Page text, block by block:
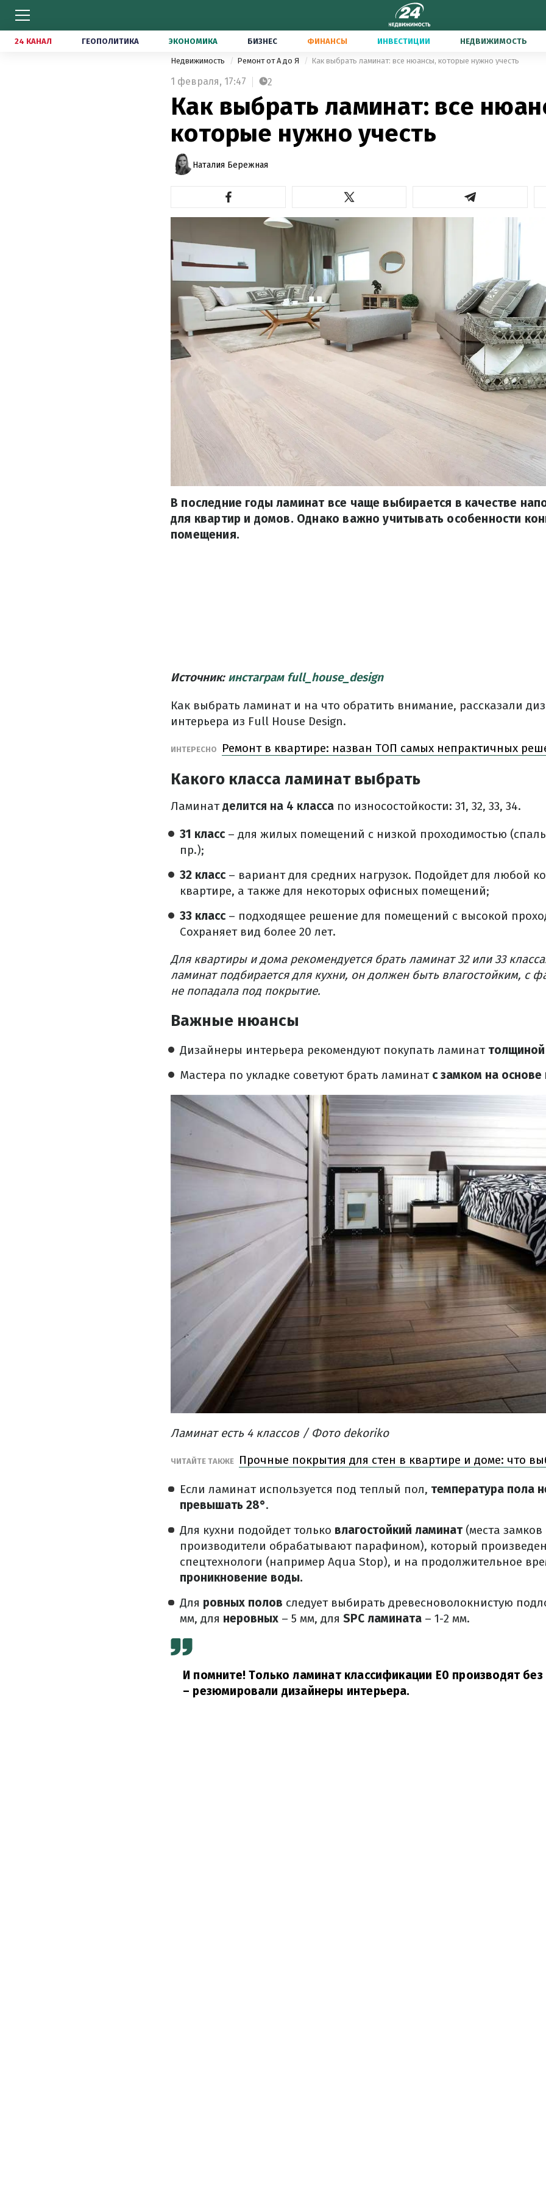
24 КАНАЛ ГЕОПОЛИТИКА ЭКОНОМИКА БИЗНЕС ФИНАНСЫ ИНВЕСТИЦИИ НЕДВИЖИМОСТЬ
Недвижимость Ремонт от А до Я Как выбрать ламинат: все нюансы, которые нужно учесть
1 февраля, 17:47 2
Как выбрать ламинат: все
которые нужно учесть
Наталия Бережная
В последние годы ламинат все чаще выбирается в качестве
для квартир и домов. Однако важно учитывать особенности
помещения.
Источник: инстаграм full_house_design
Как выбрать ламинат и на что обратить внимание, рассказали
интерьера из Full House Design.
ИНТЕРЕСНО Ремонт в квартире: назван ТОП самых непрактичных
Какого класса ламинат выбрать
Ламинатделится на 4 класса по износостойкости: 31, 32, 33, 34.
31 класс– для жилых помещений с низкой проходимостью
пр.);
32 класс– вариант для средних нагрузок. Подойдет для любой
квартире, а также для некоторых офисных помещений;
33 класс– подходящее решение для помещений с высокой
Сохраняет вид более 20 лет.
Для квартиры и дома рекомендуется брать ламинат 32 или 33
ламинат подбирается для кухни, он должен быть влагостойким, с
не попадала под покрытие.
Важные нюансы
Дизайнеры интерьера рекомендуют покупать ламинат
Мастера по укладке советуют брать ламинат с замком на
Ламинат есть 4 классов / Фото dekoriko
ЧИТАЙТЕ ТАКЖЕ Прочные покрытия для стен в квартире и доме: что
Если ламинат используется под теплый пол, температура пола
превышать 28°.
Для кухни подойдет только влагостойкий ламинат (места
производители обрабатывают парафином), который
спецтехнологи (например Aqua Stop), и на продолжительное
проникновение воды.
Для ровных полов следует выбирать древесноволокнистую
мм, для неровных – 5 мм, для SPC ламината – 1-2 мм.
И помните! Только ламинат классификации Е0 производят
– резюмировали дизайнеры интерьера.